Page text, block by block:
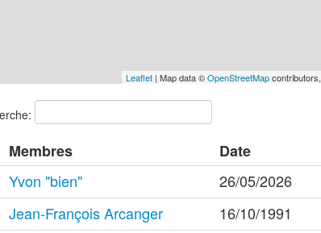
Leaflet| Map data ©OpenStreetMapcontributors,
Membres Date
Yvon "bien"
26/05/2026
Jean-François Arcanger
16/10/1991